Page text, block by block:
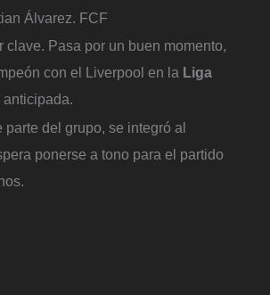
Álvarez. FCF
clave. Pasa por un buen momento,
con el Liverpool en la Liga
anticipada.
parte del grupo, se integró al
ponerse a tono para el partido